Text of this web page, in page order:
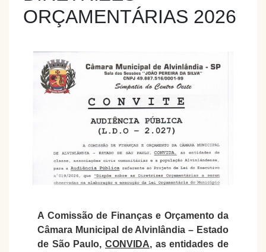
ORÇAMENTÁRIAS 2026
A Comissão de Finanças e Orçamento da
Câmara Municipal de Alvinlândia – Estado
de São Paulo, CONVIDA, as entidades de